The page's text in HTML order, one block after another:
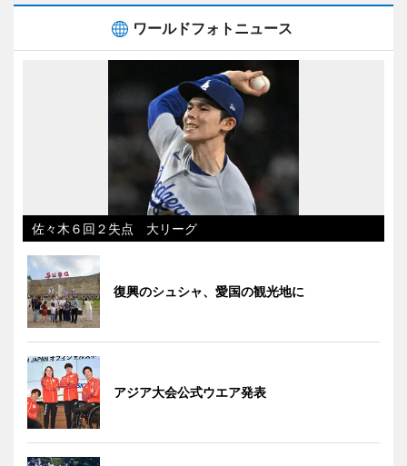
ワールドフォトニュース
佐々木６回２失点 大リーグ
復興のシュシャ、愛国の観光地に
アジア大会公式ウエア発表